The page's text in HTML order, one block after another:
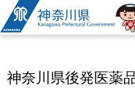
神奈川県
神奈川県後発医薬